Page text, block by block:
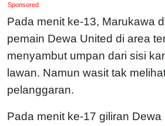
Sponsored
Pada menit ke-13, Marukawa
pemain Dewa United di area
menyambut umpan dari sisi
lawan. Namun wasit tak
pelanggaran.
Pada menit ke-17 giliran Dewa